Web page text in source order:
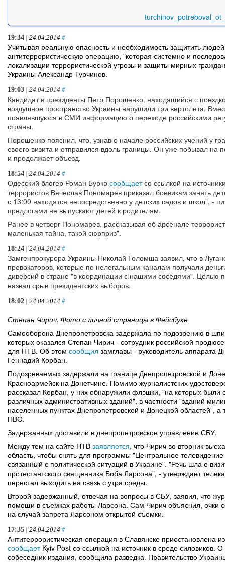
19:34 | 24.04.2014 #
Учитывая реальную опасность и необходимость защитить
антитеррористическую операцию, "которая системно и
локализации террористической угрозы и защиты мирных
Украины Александр Турчинов.
19:03 | 24.04.2014 #
Кандидат в президенты Петр Порошенко, находящийся с
воздушное пространство Украины нарушили три вертолета.
появлявшуюся в СМИ информацию о переходе российскими
страны.
Порошенко пояснил, что, узнав о начале российских учений у
своего визита и отправился вдоль границы. Он уже побывал на
и продолжает объезд.
18:54 | 24.04.2014 #
Одесский блогер Роман Бурко сообщаетсо ссылкой на
террористов Вячеслав Пономарев приказал боевикам занять
с 13:00 находятся непосредственно у детских садов и школ", -
предлогами не выпускают детей к родителям.
Ранее в четверг Пономарев, рассказывая об арсенале
маленькая тайна, такой сюрприз".
18:24 | 24.04.2014 #
Замгенпрокурора Украины Николай Голомша заявил, что в
провокаторов, которые по нелегальным каналам получали
диверсий в стране "в координации с нашими соседями". Целью
назвал срыв президентских выборов.
18:02 | 24.04.2014 #
Степан Чирич. Фото с личной страницы в Фейсбуке
Самооборона Днепропетровска задержала по подозрению в
которых оказался Степан Чирич - сотрудник российской
для НТВ. Об этом сообщил замглавы - руководитель аппарата
Геннадий Корбан.
Подозреваемых задержали на границе Днепропетровской и
Красноармейск на Донетчине. Помимо журналистских
рассказал Корбан, у них обнаружили флэшки, "на которых
различных административных зданий", в частности "зданий
населенных пунктах Днепропетровской и Донецкой областей",
ПВО.
Задержанных доставили в днепропетровское управление СБУ.
Между тем на сайте НТВ заявляется, что Чирич во вторник
область, чтобы снять для программы "Центральное
связанный с политической ситуаций в Украине". "Речь шла о
протестантского священника Боба Ларсона", - утверждает
перестал выходить на связь с утра среды.
Второй задержанный, отвечая на вопросы в СБУ, заявил, что
помощи в съемках работы Ларсона. Сам Чирич объяснил, очки
на случай запрета Ларсоном открытой съемки.
17:35 | 24.04.2014 #
Антитеррористическая операция в Славянске приостановлена
сообщаетKyiv Post со ссылкой на источник в среде силовиков.
собеседник издания, сообщила разведка. Правительство